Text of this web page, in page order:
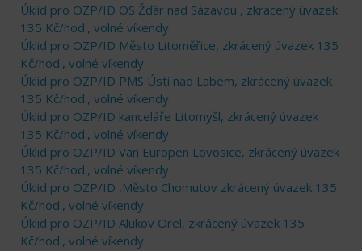
Úklid pro OZP/ID OS Žďár nad Sázavou , zkrácený úvazek
135 Kč/hod., volné víkendy.
Úklid pro OZP/ID Město Litoměřice, zkrácený úvazek 135
Kč/hod., volné víkendy.
Úklid pro OZP/ID PMS Ústí nad Labem, zkrácený úvazek
135 Kč/hod., volné víkendy.
Úklid pro OZP/ID kanceláře Litomyšl, zkrácený úvazek
135 Kč/hod., volné víkendy.
Úklid pro OZP/ID Van Europen Lovosice, zkrácený úvazek
135 Kč/hod., volné víkendy.
Úklid pro OZP/ID ,Město Chomutov zkrácený úvazek 135
Kč/hod., volné víkendy.
Úklid pro OZP/ID Alukov Orel, zkrácený úvazek 135
Kč/hod., volné víkendy.